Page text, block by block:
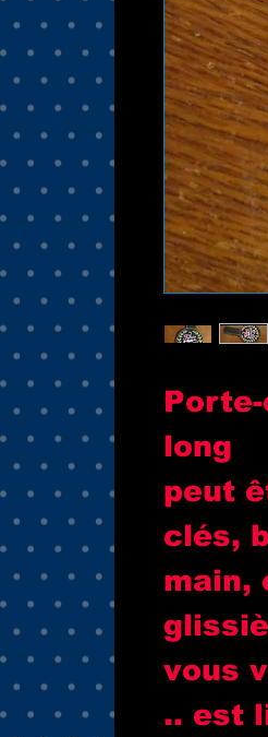
long
peut
clés,
main,
vous
.. est